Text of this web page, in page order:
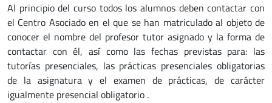
Al principio del curso todos los alumnos deben contactar con
el Centro Asociado en el que se han matriculado al objeto de
conocer el nombre del profesor tutor asignado y la forma de
contactar con él, así como las fechas previstas para: las
tutorías presenciales, las prácticas presenciales obligatorias
de la asignatura y el examen de prácticas, de carácter
igualmente presencial obligatorio .